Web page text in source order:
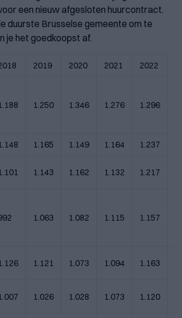
een nieuw afgesloten huurcontract.
duurste Brusselse gemeente om te
je het goedkoopst af.
2019 2020 2021 2022
1.250 1.346 1.276 1.296
1.165 1.149 1.164 1.237
1.143 1.162 1.132 1.217
1.063 1.082 1.115 1.157
1.121 1.073 1.094 1.163
1.026 1.028 1.073 1.120